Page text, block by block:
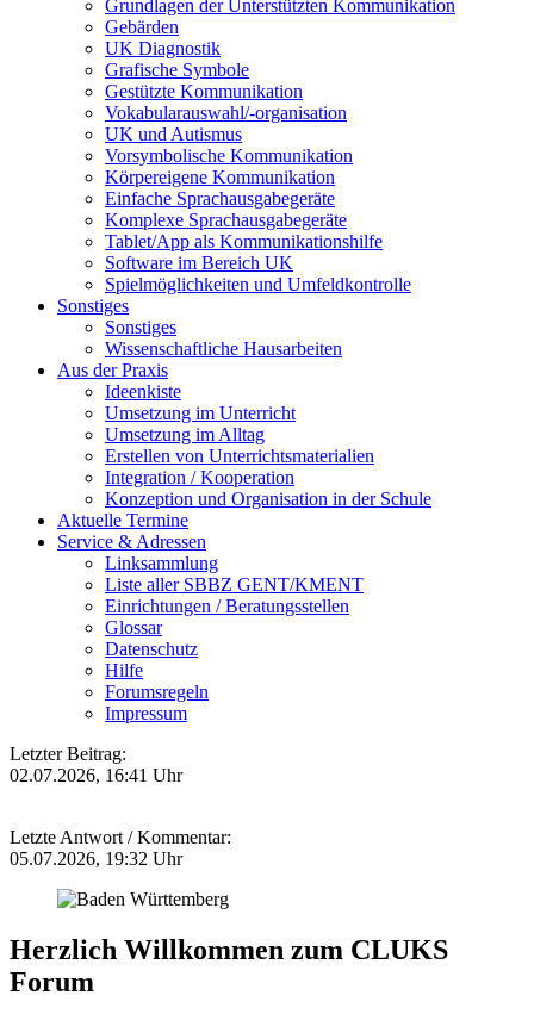
Grundlagen der Unterstützten Kommunikation
Gebärden
UK Diagnostik
Grafische Symbole
Gestützte Kommunikation
Vokabularauswahl/-organisation
UK und Autismus
Vorsymbolische Kommunikation
Körpereigene Kommunikation
Einfache Sprachausgabegeräte
Komplexe Sprachausgabegeräte
Tablet/App als Kommunikationshilfe
Software im Bereich UK
Spielmöglichkeiten und Umfeldkontrolle
Sonstiges
Sonstiges
Wissenschaftliche Hausarbeiten
Aus der Praxis
Ideenkiste
Umsetzung im Unterricht
Umsetzung im Alltag
Erstellen von Unterrichtsmaterialien
Integration / Kooperation
Konzeption und Organisation in der Schule
Aktuelle Termine
Service & Adressen
Linksammlung
Liste aller SBBZ GENT/KMENT
Einrichtungen / Beratungsstellen
Glossar
Datenschutz
Hilfe
Forumsregeln
Impressum
Letzter Beitrag:
02.07.2026, 16:41 Uhr
Letzte Antwort / Kommentar:
05.07.2026, 19:32 Uhr
Herzlich Willkommen zum CLUKS
Forum